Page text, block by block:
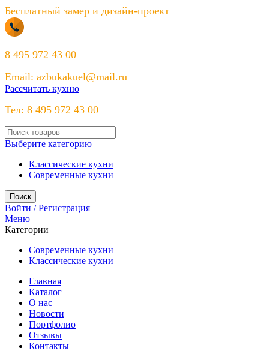
Бесплатный замер и дизайн-проект
8 495 972 43 00
Email: azbukakuel@mail.ru
Рассчитать кухню
Тел: 8 495 972 43 00
Выберите категорию
Классические кухни
Современные кухни
Поиск
Войти / Регистрация
Меню
Категории
Современные кухни
Классические кухни
Главная
Каталог
О нас
Новости
Портфолио
Отзывы
Контакты